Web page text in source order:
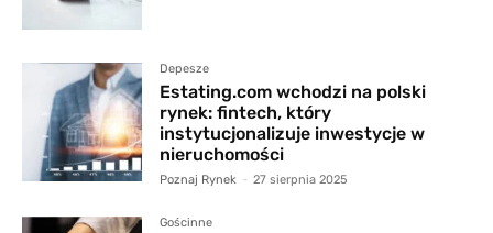
Depesze
Estating.com wchodzi na polski
rynek: fintech, który
instytucjonalizuje inwestycje w
nieruchomości
Poznaj Rynek - 27 sierpnia 2025
Gościnne